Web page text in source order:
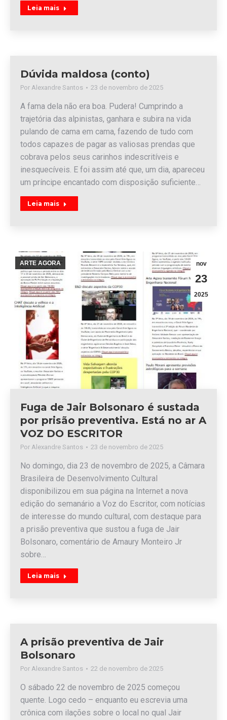
Leia mais
Dúvida maldosa (conto)
Por Alexandre Santos 23 de novembro de 2025
A fama dela não era boa. Pudera! Cumprindo a
trajetória das alpinistas, ganhara e subira na vida
pulando de cama em cama, fazendo de tudo com
todos capazes de pagar as valiosas prendas que
cobrava pelos seus carinhos indescritíveis e
inesquecíveis. E foi assim até que, um dia, apareceu
um príncipe encantado com disposição suficiente…
Leia mais
nov
23
2025
ARTE AGORA
Fuga de Jair Bolsonaro é sustada
por prisão preventiva. Está no ar A
VOZ DO ESCRITOR
Por Alexandre Santos 23 de novembro de 2025
No domingo, dia 23 de novembro de 2025, a Câmara
Brasileira de Desenvolvimento Cultural
disponibilizou em sua página na Internet a nova
edição do semanário a Voz do Escritor, com notícias
de interesse do mundo cultural, com destaque para
a prisão preventiva que sustou a fuga de Jair
Bolsonaro, comentário de Amaury Monteiro Jr
sobre…
Leia mais
A prisão preventiva de Jair
Bolsonaro
Por Alexandre Santos 22 de novembro de 2025
O sábado 22 de novembro de 2025 começou
quente. Logo cedo – enquanto eu escrevia uma
crônica com ilações sobre o local no qual Jair